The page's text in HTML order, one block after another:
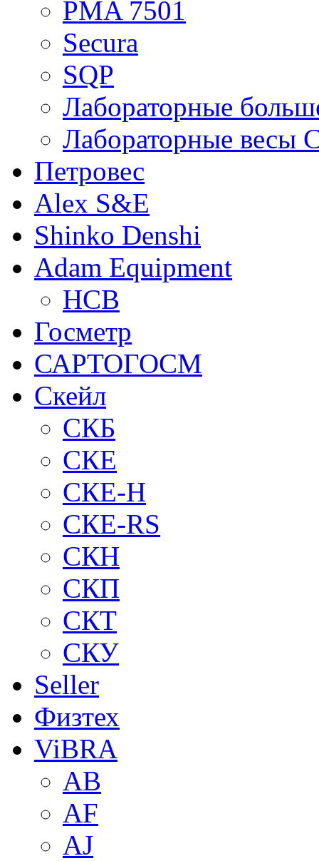
PMA 7501
Secura
SQP
Лабораторные
Лабораторные весы
Петровес
Alex S&E
Shinko Denshi
Adam Equipment
HCB
Госметр
САРТОГОСМ
Скейл
СКБ
СКЕ
СКЕ-H
СКЕ-RS
СКН
СКП
СКТ
СКУ
Seller
Физтех
ViBRA
AB
AF
AJ